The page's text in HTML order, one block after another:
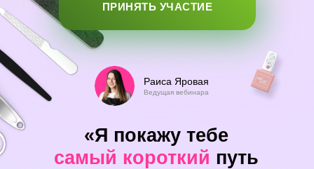
Раиса Яровая
Ведущая вебинара
ПРИНЯТЬ УЧАСТИЕ
«Я покажу тебе
самый короткий путь